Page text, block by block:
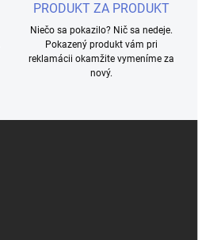
PRODUKT ZA PRODUKT
Niečo sa pokazilo? Nič sa nedeje.
Pokazený produkt vám pri
reklamácii okamžite vymeníme za
nový.